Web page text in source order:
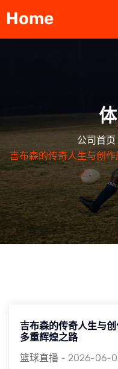
公司首页
吉布森的传奇人生与创
吉布森的传奇人生与
多重辉煌之路
篮球直播 - 2026-06-